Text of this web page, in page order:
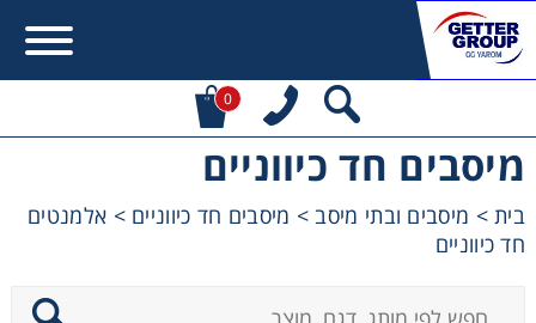
0
מיסבים חד כיווניים
בית> מיסבים ובתי מיסב> מיסבים חד כיווניים > אלמנטים
חד כיווניים
Contact form not found.
מעונין לקבל הצעת מחיר או מידע עבור:
מקשרים, מצמדים ובלמים